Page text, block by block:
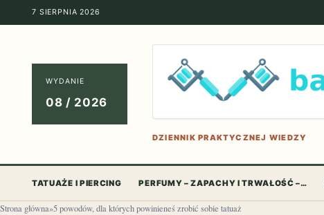
7 SIERPNIA 2026
WYDANIE
08 / 2026
DZIENNIK PRAKTYCZNEJ WIEDZY
TATUAŻE I PIERCING PERFUMY – ZAPACHY I TRWAŁOŚĆ –…
Strona główna»5 powodów, dla których powinieneś zrobić sobie tatuaż